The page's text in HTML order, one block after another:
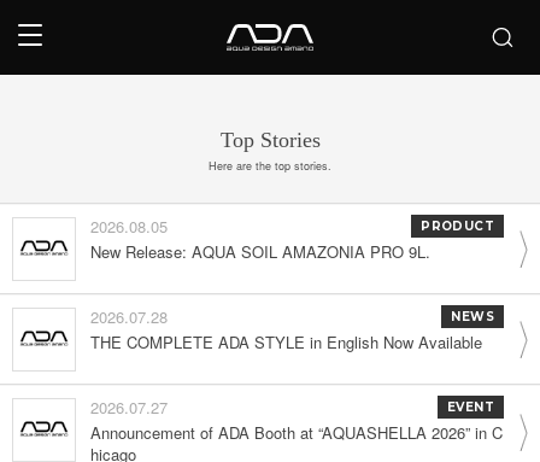
Top Stories
Here are the top stories.
2026.08.05 PRODUCT
New Release: AQUA SOIL AMAZONIA PRO 9L.
2026.07.28 NEWS
THE COMPLETE ADA STYLE in English Now Available
2026.07.27 EVENT
Announcement of ADA Booth at “AQUASHELLA 2026” in C
hicago